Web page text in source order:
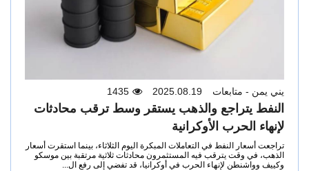
يني يمن - متابعات 2025.08.19
1435
النفط يتراجع والذهب يستقر وسط ترقب محادثات
لإنهاء الحرب الأوكرانية
تراجعت أسعار النفط في التعاملات المبكرة اليوم الثلاثاء، بينما استقرت أسعار
الذهب، في وقت يترقب فيه المستثمرون محادثات ثلاثية مرتقبة بين موسكو
وكييف وواشنطن لإنهاء الحرب في أوكرانيا، قد تفضي إلى رفع ال...